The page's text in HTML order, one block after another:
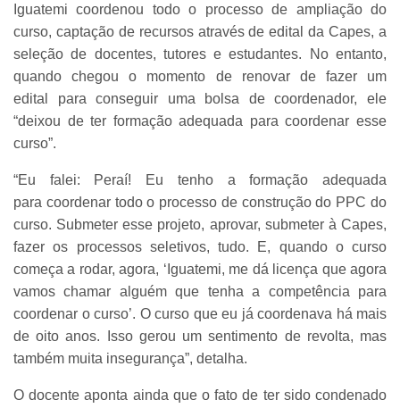
Iguatemi coordenou todo o processo de ampliação do
curso, captação de recursos através de edital da Capes, a
seleção de docentes, tutores e estudantes. No entanto,
quando chegou o momento de renovar de fazer um
edital para conseguir uma bolsa de coordenador, ele
“deixou de ter formação adequada para coordenar esse
curso”.
“Eu falei: Peraí! Eu tenho a formação adequada
para coordenar todo o processo de construção do PPC do
curso. Submeter esse projeto, aprovar, submeter à Capes,
fazer os processos seletivos, tudo. E, quando o curso
começa a rodar, agora, ‘Iguatemi, me dá licença que agora
vamos chamar alguém que tenha a competência para
coordenar o curso’. O curso que eu já coordenava há mais
de oito anos. Isso gerou um sentimento de revolta, mas
também muita insegurança”, detalha.
O docente aponta ainda que o fato de ter sido condenado